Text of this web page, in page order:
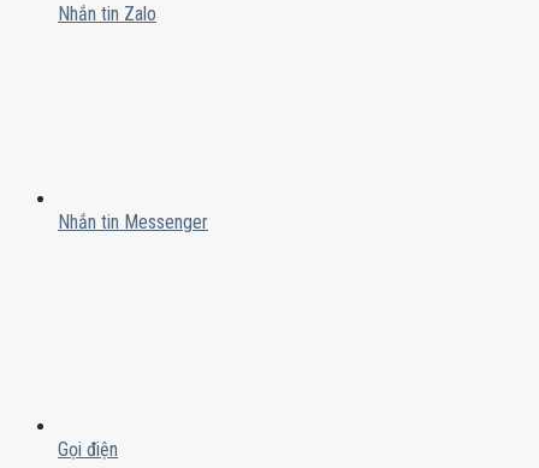
Nhắn tin Zalo
Nhắn tin Messenger
Gọi điện